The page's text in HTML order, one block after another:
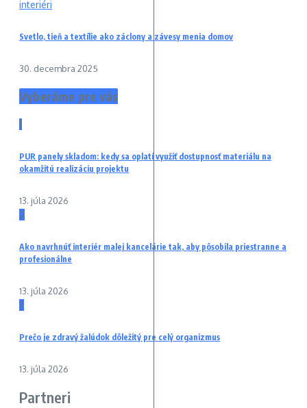
Svetlo, tieň a textílie ako záclony a závesy menia domov
30. decembra 2025
Vyberáme pre vás
1
PUR panely skladom: kedy sa oplatí využiť dostupnosť materiálu na
okamžitú realizáciu projektu
13. júla 2026
2
Ako navrhnúť interiér malej kancelárie tak, aby pôsobila priestranne a
profesionálne
13. júla 2026
3
Prečo je zdravý žalúdok dôležitý pre celý organizmus
13. júla 2026
Partneri